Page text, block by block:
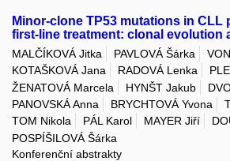
Minor-clone TP53 mutations in CLL
first-line treatment: clonal evolution
MALČÍKOVÁ Jitka PAVLOVÁ Šárka
KOTAŠKOVÁ Jana
RADOVÁ Lenka
ŽENATOVÁ Marcela
HYNŠT Jakub
PANOVSKÁ Anna
BRYCHTOVÁ Yvona
TOM Nikola
PÁL Karol MAYER Jiří
POSPÍŠILOVÁ Šárka
Konferenční abstrakty